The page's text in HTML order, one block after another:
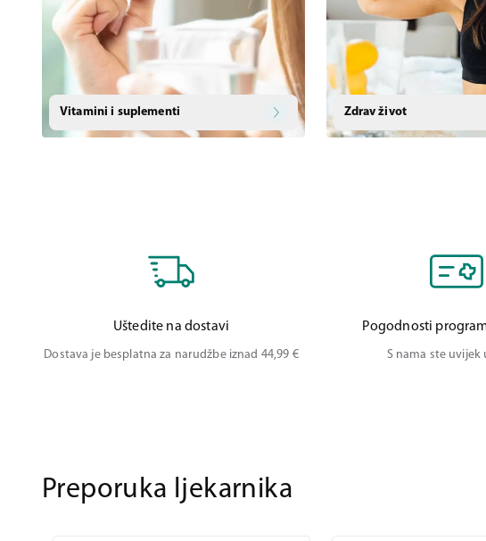
Vitamini i suplementi Zdrav život
Uštedite na dostavi
Dostava je besplatna za narudžbe iznad 44,99 €
Pogodnosti
S nama ste uvijek
Preporuka ljekarnika